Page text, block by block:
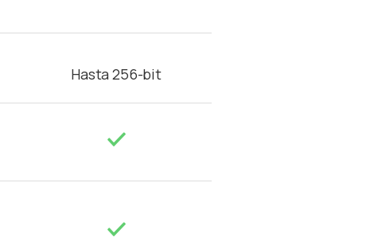
Hasta 256-bit